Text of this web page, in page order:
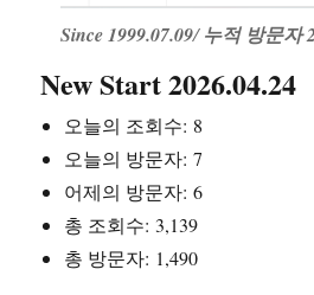
Since 1999.07.09/누적 방문자
New Start 2026.04.24
오늘의 조회수: 8
오늘의 방문자:7
어제의 방문자:6
총 조회수: 3,139
총 방문자: 1,490